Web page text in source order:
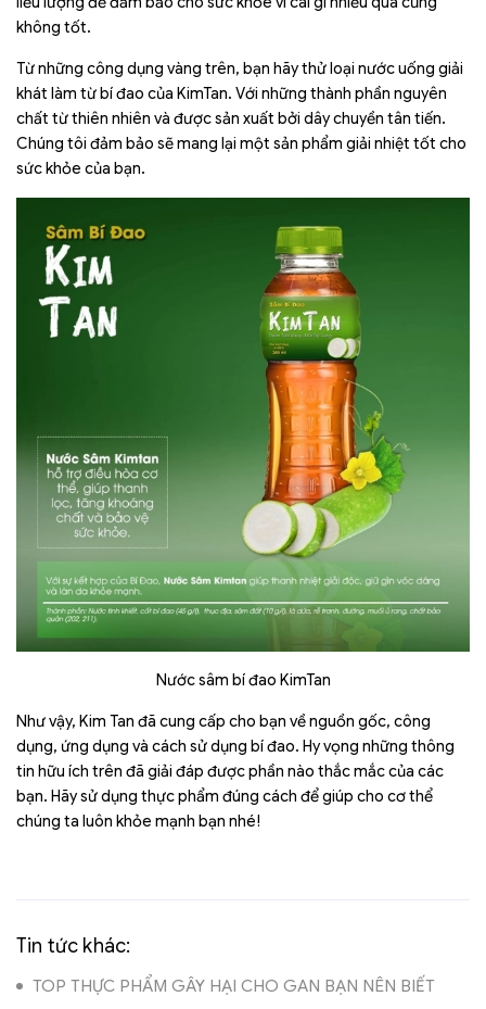
không tốt.
Từ những công dụng vàng trên, bạn hãy thử loại nước uống giải
khát làm từ bí đao của KimTan. Với những thành phần nguyên
chất từ thiên nhiên và được sản xuất bởi dây chuyền tân tiến.
Chúng tôi đảm bảo sẽ mang lại một sản phẩm giải nhiệt tốt cho
sức khỏe của bạn.
Nước sâm bí đao KimTan
Như vậy, Kim Tan đã cung cấp cho bạn về nguồn gốc, công
dụng, ứng dụng và cách sử dụng bí đao. Hy vọng những thông
tin hữu ích trên đã giải đáp được phần nào thắc mắc của các
bạn. Hãy sử dụng thực phẩm đúng cách để giúp cho cơ thể
chúng ta luôn khỏe mạnh bạn nhé!
Tin tức khác:
TOP THỰC PHẨM GÂY HẠI CHO GAN BẠN NÊN BIẾT